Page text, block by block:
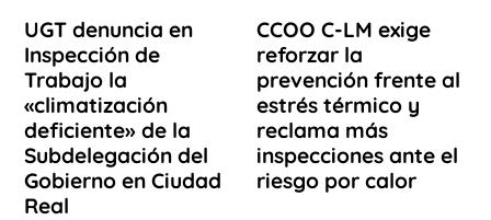
UGT denuncia en
Inspección de
Trabajo la
«climatización
deficiente» de la
Subdelegación del
Gobierno en Ciudad
Real
CCOO C-LM exige
reforzar la
prevención frente al
estrés térmico y
reclama más
inspecciones ante el
riesgo por calor